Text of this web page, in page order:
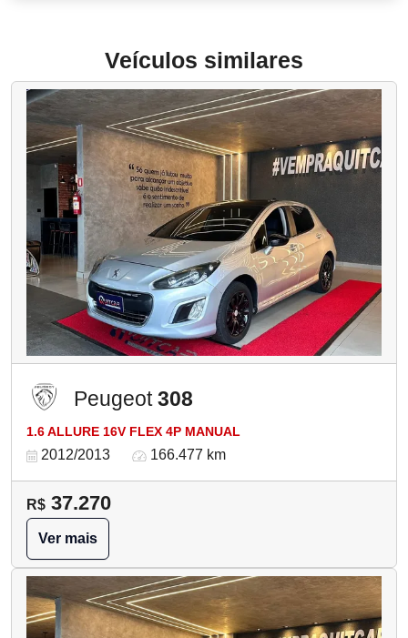
Veículos similares
Peugeot308
1.6 ALLURE 16V FLEX 4P MANUAL
2012/2013 166.477 km
R$ 37.270
Ver mais